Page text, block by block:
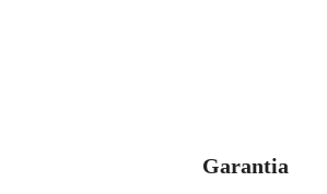
Garantia